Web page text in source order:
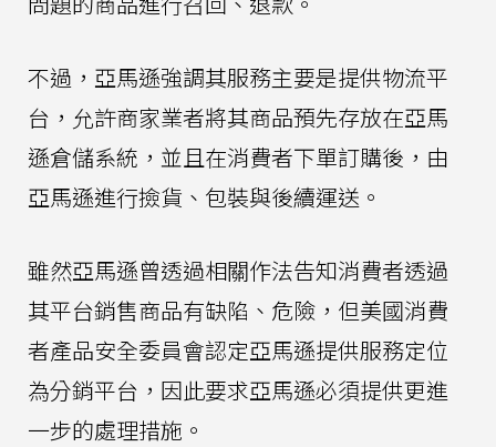
不過，亞馬遜強調其服務主要是提供物流平
台，允許商家業者將其商品預先存放在亞馬
遜倉儲系統，並且在消費者下單訂購後，由
亞馬遜進行撿貨、包裝與後續運送。
雖然亞馬遜曾透過相關作法告知消費者透過
其平台銷售商品有缺陷、危險，但美國消費
者產品安全委員會認定亞馬遜提供服務定位
為分銷平台，因此要求亞馬遜必須提供更進
一步的處理措施。